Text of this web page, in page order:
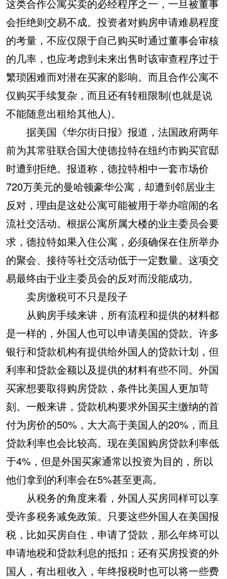
这类合作公寓买卖的必经程序之一，一旦被董事
会拒绝则交易不成。投资者对购房申请难易程度
的考量，不应仅限于自己购买时通过董事会审核
的几率，也应考虑到未来出售时该审查程序过于
繁琐困难而对潜在买家的影响。而且合作公寓不
仅购买手续复杂，而且还有转租限制(也就是说
不能随意出租给其他人)。
据美国《华尔街日报》报道，法国政府两年
前为其常驻联合国大使德拉特在纽约市购买官邸
时遭到拒绝。报道称，德拉特相中一套市场价
720万美元的曼哈顿豪华公寓，却遭到邻居业主
反对，理由是这处公寓可能被用于举办喧闹的名
流社交活动。根据公寓所属大楼的业主委员会要
求，德拉特如果入住公寓，必须确保在住所举办
的聚会、接待等社交活动低于一定数量。这项交
易最终由于业主委员会的反对而没能成功。
卖房缴税可不只是段子
从购房手续来讲，所有流程和提供的材料都
是一样的，外国人也可以申请美国的贷款。许多
银行和贷款机构有提供给外国人的贷款计划，但
利率和贷款金额以及提供的材料有些不同。外国
买家想要取得购房贷款，条件比美国人更加苛
刻。一般来讲，贷款机构要求外国买主缴纳的首
付为房价的50%，大大高于美国人的20%，而且
贷款利率也会比较高。现在美国购房贷款利率低
于4%，但是外国买家通常以投资为目的，所以
他们拿到的利率会在5%甚至更高。
从税务的角度来看，外国人买房同样可以享
受许多税务减免政策。只要这些外国人在美国报
税，比如买房自住，申请了贷款，那么年终可以
申请地税和贷款利息的抵扣；还有买房投资的外
国人，有出租收入，年终报税时也可以将一些费